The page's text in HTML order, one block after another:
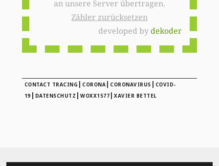
an unsere Server übertragen.
Zähler zurücksetzen
developed bydekoder
CONTACT TRACING | CORONA | CORONAVIRUS | COVID-
19 | DATENSCHUTZ |WOXX1577 |XAVIER BETTEL